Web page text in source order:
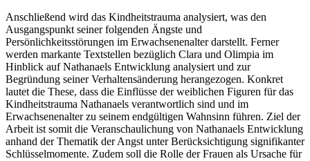
Anschließend wird das Kindheitstrauma analysiert, was den
Ausgangspunkt seiner folgenden Ängste und
Persönlichkeitsstörungen im Erwachsenenalter darstellt. Ferner
werden markante Textstellen bezüglich Clara und Olimpia im
Hinblick auf Nathanaels Entwicklung analysiert und zur
Begründung seiner Verhaltensänderung herangezogen. Konkret
lautet die These, dass die Einflüsse der weiblichen Figuren für das
Kindheitstrauma Nathanaels verantwortlich sind und im
Erwachsenenalter zu seinem endgültigen Wahnsinn führen. Ziel der
Arbeit ist somit die Veranschaulichung von Nathanaels Entwicklung
anhand der Thematik der Angst unter Berücksichtigung signifikanter
Schlüsselmomente. Zudem soll die Rolle der Frauen als Ursache für